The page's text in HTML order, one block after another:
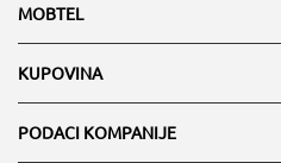
MOBTEL
KUPOVINA
PODACI KOMPANIJE